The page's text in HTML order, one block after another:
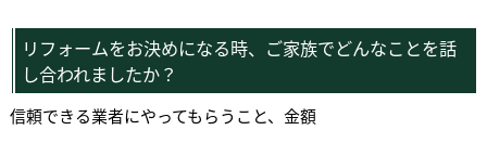
リフォームをお決めになる時、ご家族でどんなことを話
し合われましたか？
信頼できる業者にやってもらうこと、金額